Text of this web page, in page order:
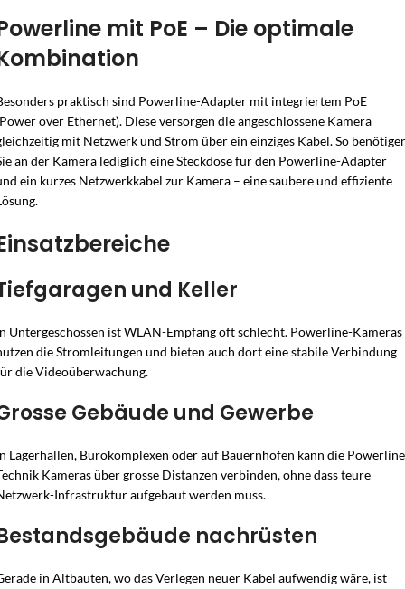
mit PoE – Die optimale
praktisch sind Powerline-Adapter mit integriertem PoE
over Ethernet). Diese versorgen die angeschlossene Kamera
mit Netzwerk und Strom über ein einziges Kabel. So
an der Kamera lediglich eine Steckdose für den Powerline-Adapter
ein kurzes Netzwerkkabel zur Kamera – eine saubere und effiziente
und Keller
Untergeschossen ist WLAN-Empfang oft schlecht. Powerline-Kameras
die Stromleitungen und bieten auch dort eine stabile Verbindung
die Videoüberwachung.
Gebäude und Gewerbe
Lagerhallen, Bürokomplexen oder auf Bauernhöfen kann die
Kameras über grosse Distanzen verbinden, ohne dass teure
Infrastruktur aufgebaut werden muss.
nachrüsten
in Altbauten, wo das Verlegen neuer Kabel aufwendig wäre, ist